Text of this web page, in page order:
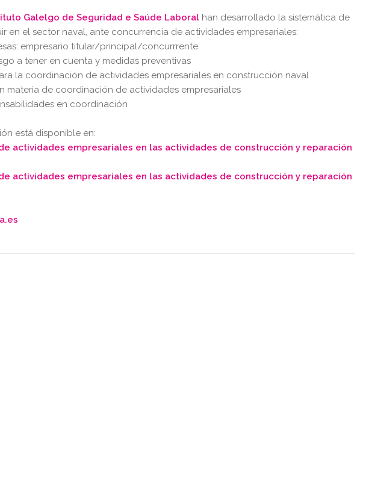
Galelgo de Seguridad e Saúde Laboral han desarrollado la sistemática de
en el sector naval, ante concurrencia de actividades empresariales:
empresario titular/principal/concurrrente
a tener en cuenta y medidas preventivas
la coordinación de actividades empresariales en construcción naval
materia de coordinación de actividades empresariales
en coordinación
está disponible en:
actividades empresariales en las actividades de construcción y reparación
actividades empresariales en las actividades de construcción y reparación